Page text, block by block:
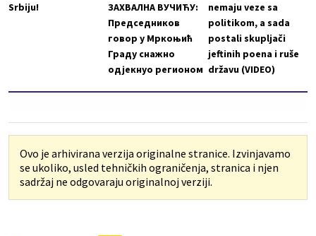
Srbiju!
ЗАХВАЛНА ВУЧИЋУ:
Председников
говор у Мркоњић
Граду снажно
одјекнуо регионом
nemaju veze sa
politikom, a sada
postali skupljači
jeftinih poena i ruše
državu (VIDEO)
Ovo je arhivirana verzija originalne stranice. Izvinjavamo
se ukoliko, usled tehničkih ograničenja, stranica i njen
sadržaj ne odgovaraju originalnoj verziji.